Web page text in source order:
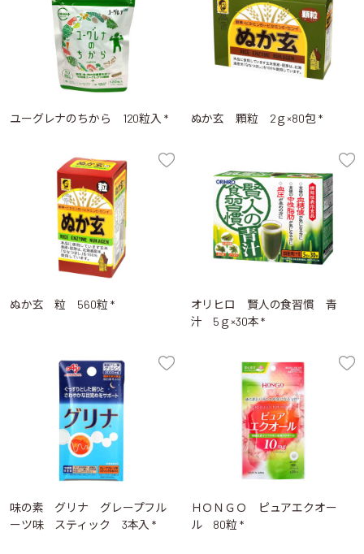
ユーグレナのちから 120粒入 * ぬか玄 顆粒 2ｇ×80包 *
ぬか玄 粒 560粒 *
オリヒロ 賢人の食習慣 青
汁 5ｇ×30本 *
味の素 グリナ グレープフル
ーツ味 スティック 3本入 *
ＨＯＮＧＯ ピュアエクオー
ル 80粒 *